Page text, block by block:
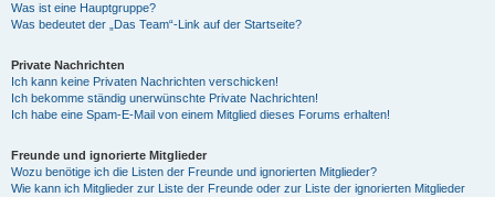
Was ist eine Hauptgruppe?
Was bedeutet der „Das Team“-Link auf der Startseite?
Private Nachrichten
Ich kann keine Privaten Nachrichten verschicken!
Ich bekomme ständig unerwünschte Private Nachrichten!
Ich habe eine Spam-E-Mail von einem Mitglied dieses Forums erhalten!
Freunde und ignorierte Mitglieder
Wozu benötige ich die Listen der Freunde und ignorierten Mitglieder?
Wie kann ich Mitglieder zur Liste der Freunde oder zur Liste der ignorierten Mitglieder